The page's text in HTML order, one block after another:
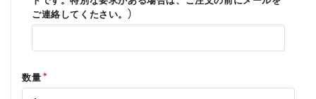
ご連絡してくたさい。)
数量